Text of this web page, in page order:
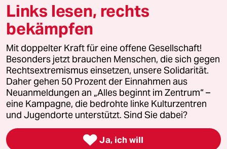
© 2026 taz Verlags und Vertriebs GmbH
Alle Rechte vorbehalten. Bei rechtlichen Fragen oder für Genehmigungen
wenden Sie sich bitte an
lizenzen@taz.de
Feedback Redaktionsstatut Kommune-Richtlinien
Leitlinie Informant Datenschutz Impressum AGB
Seitenwende Einwilligungen widerrufen (Ads)
Links lesen, rechts
bekämpfen
Mit doppelter Kraft für eine offene Gesellschaft!
Besonders jetzt brauchen Menschen, die sich gegen
Rechtsextremismus einsetzen, unsere Solidarität.
Daher gehen 50 Prozent der Einnahmen aus
Neuanmeldungen an „Alles beginnt im Zentrum“ –
eine Kampagne, die bedrohte linke Kulturzentren
und Jugendorte unterstützt. Sind Sie dabei?
 Ja, ich will